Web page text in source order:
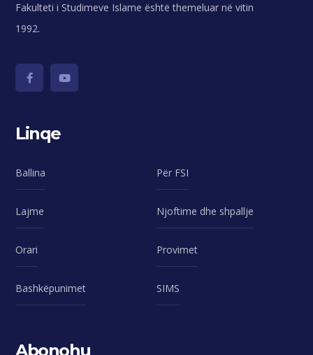
Fakulteti i Studimeve Islame është themeluar në vitin
1992.
Linqe
Ballina Për FSI
Lajme Njoftime dhe shpallje
Orari Provimet
Bashkëpunimet SIMS
Abonohu